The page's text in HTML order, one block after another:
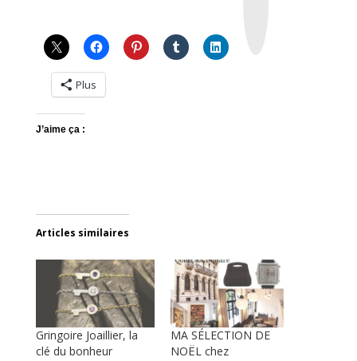
Plus
J’aime ça :
Articles similaires
Gringoire Joaillier, la
clé du bonheur
MA SÉLECTION DE
NOËL chez